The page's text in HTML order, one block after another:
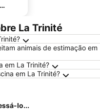
La Trinité
animais de estimação em
em La Trinité?
em La Trinité?
lo...